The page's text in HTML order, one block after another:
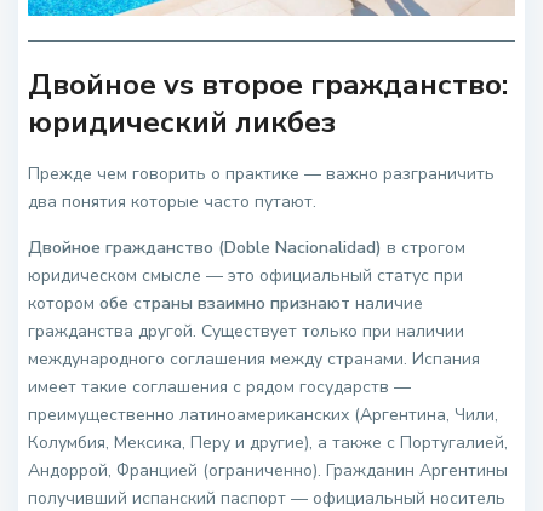
Двойное vs второе гражданство:
юридический ликбез
Прежде чем говорить о практике — важно разграничить
два понятия которые часто путают.
Двойное гражданство (Doble Nacionalidad) в строгом
юридическом смысле — это официальный статус при
которомобе страны взаимно признают наличие
гражданства другой. Существует только при наличии
международного соглашения между странами. Испания
имеет такие соглашения с рядом государств —
преимущественно латиноамериканских (Аргентина, Чили,
Колумбия, Мексика, Перу и другие), а также с Португалией,
Андоррой, Францией (ограниченно). Гражданин Аргентины
получивший испанский паспорт — официальный носитель